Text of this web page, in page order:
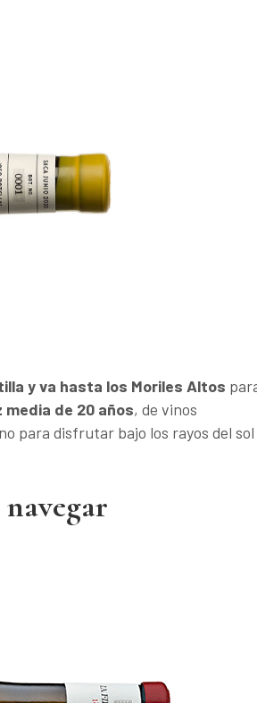
y va hasta los Moriles Altos
media de 20 años, de vinos
para disfrutar bajo los rayos del sol